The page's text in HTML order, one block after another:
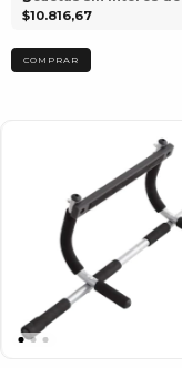
$10.816,67